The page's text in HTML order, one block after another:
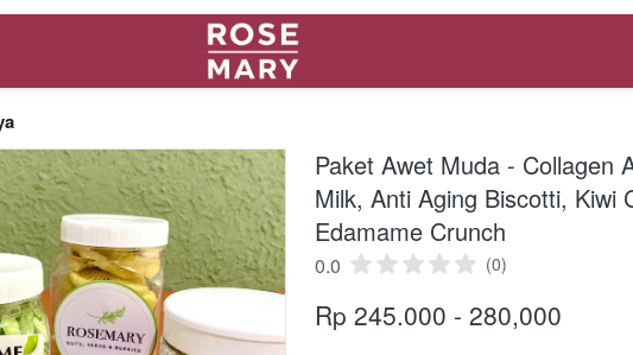
Paket Awet Muda - Collagen
Milk, Anti Aging Biscotti, Kiwi
Edamame Crunch
0.0 (0)
Rp 245.000 - 280,000